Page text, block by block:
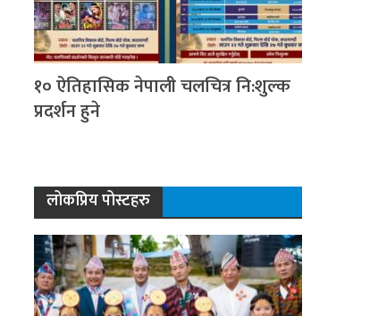
१० ऐतिहासिक नेपाली चलचित्र नि:शुल्क
प्रदर्शन हुने
लोकप्रिय पोस्टहरु